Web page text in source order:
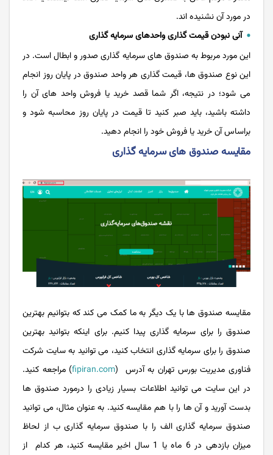
در مورد آن نشنیده‌ اند.
آنی نبودن قیمت گذاری واحدهای سرمایه گذاری
این مورد مربوط به صندوق های سرمایه گذاری صدور و ابطال است. در
این نوع صندوق ها، قیمت گذاری هر واحد صندوق در پایان روز انجام
می شود؛ در نتیجه، اگر شما قصد خرید یا فروش واحد های آن را
داشته باشید، باید صبر کنید تا قیمت در پایان روز محاسبه شود و
براساس آن خرید یا فروش خود را انجام دهید.
مقایسه صندوق های سرمایه گذاری
مقایسه صندوق ها با یک دیگر به ما کمک می کند که بتوانیم بهترین
صندوق را برای سرمایه گذاری پیدا کنیم. برای اینکه بتوانید بهترین
صندوق را برای سرمایه گذاری انتخاب کنید، می ‌توانید به سایت شرکت
فناوری مدیریت بورس تهران به آدرس (fipiran.com) مراجعه کنید.
در این سایت می توانید اطلاعات بسیار زیادی را درمورد صندوق ها
بدست آورید و آن ها را با هم مقایسه کنید. به عنوان مثال، می توانید
صندوق سرمایه گذاری الف را با صندوق سرمایه گذاری ب از لحاظ
میزان بازدهی در 6 ماه یا 1 سال اخیر مقایسه کنید، هر کدام از